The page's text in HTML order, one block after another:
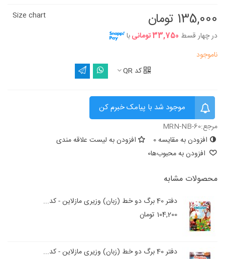
135,000 تومان
در چهار قسط 33,750 تومانی با
Size chart
ناموجود
کد QR
موجود شد با پیامک خبرم کن
مرجع:MRN-NB-60
افزودن به مقایسه0
افزودن به لیست علاقه مندی
افزودن به محبوب‌ها0
محصولات مشابه
دفتر 40 برگ دو خط (زبان) وزیری مازلاین - کد...
104,200 تومان
دفتر 40 برگ دو خط (زبان) وزیری مازلاین - کد...